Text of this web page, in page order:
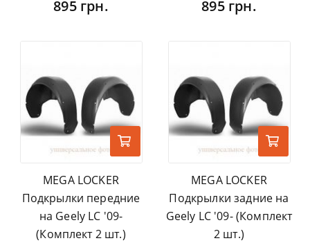
895 грн. 895 грн.
MEGA LOCKER
Подкрылки передние
на Geely LC '09-
(Комплект 2 шт.)
MEGA LOCKER
Подкрылки задние на
Geely LC '09- (Комплект
2 шт.)